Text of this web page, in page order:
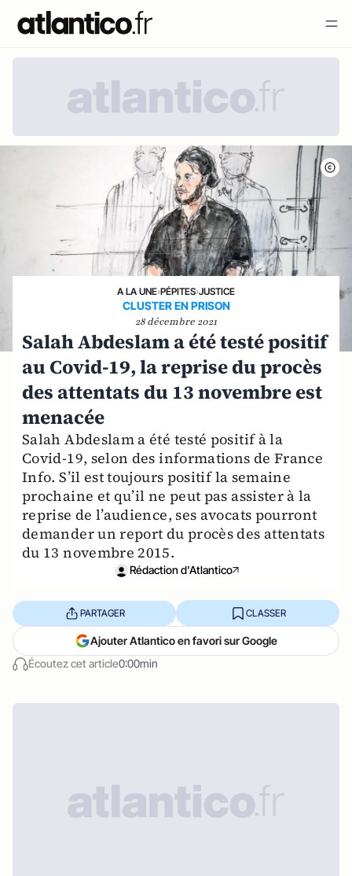
A LA UNE›PÉPITES›JUSTICE
CLUSTER EN PRISON
28 décembre 2021
Salah Abdeslam a été testé positif
au Covid-19, la reprise du procès
des attentats du 13 novembre est
menacée
Salah Abdeslam a été testé positif à la
Covid-19, selon des informations de France
Info. S’il est toujours positif la semaine
prochaine et qu’il ne peut pas assister à la
reprise de l’audience, ses avocats pourront
demander un report du procès des attentats
du 13 novembre 2015.
Rédaction d'Atlantico
Écoutez cet article0:00min
PARTAGER CLASSER
Ajouter Atlantico en favori sur Google